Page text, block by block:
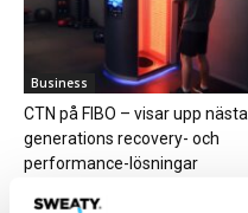
Business
CTN på FIBO – visar upp nästa
generations recovery- och
performance-lösningar